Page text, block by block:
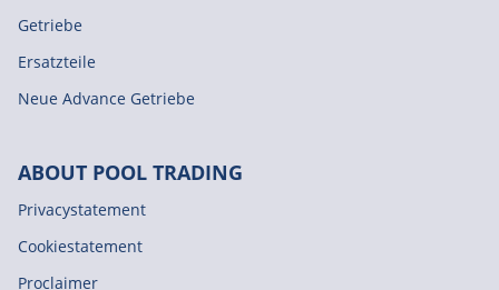
Getriebe
Ersatzteile
Neue Advance Getriebe
ABOUT POOL TRADING
Privacystatement
Cookiestatement
Proclaimer